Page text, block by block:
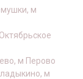
м
м Перово
м